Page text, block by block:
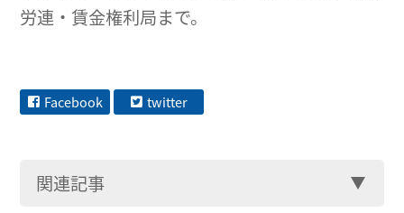
労連・賃金権利局まで。
Facebook twitter
関連記事